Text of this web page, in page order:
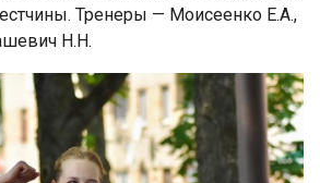
Тренеры — Моисеенко Е.А.,
Н.Н.